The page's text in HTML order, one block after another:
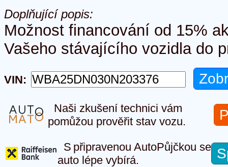
Doplňující popis:
Možnost financování od 15%
Vašeho stávajícího vozidla do
VIN:
Naši zkušení technici vám
pomůžou prověřit stav vozu.
S připravenou AutoPůjčkou se
auto lépe vybírá.